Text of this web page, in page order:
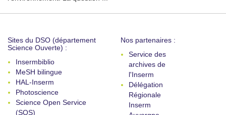
Sites du DSO (département
Science Ouverte) :
Insermbiblio
MeSH bilingue
HAL-Inserm
Photoscience
Science Open Service
(SOS)
Nos partenaires :
Service des
archives de
l'Inserm
Délégation
Régionale
Inserm